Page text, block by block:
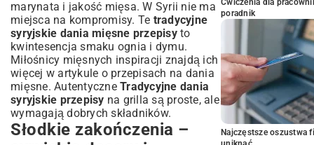
marynata i jakość mięsa. W Syrii nie ma
miejsca na kompromisy. Te tradycyjne
syryjskie dania mięsne przepisyto
kwintesencja smaku ognia i dymu.
Miłośnicy mięsnych inspiracji znajdą ich
więcej w artykule o przepisach na dania
mięsne. Autentyczne Tradycyjne dania
syryjskie przepisy na grilla są proste, ale
wymagają dobrych składników.
Słodkie zakończenia –
Ćwiczenia dla
poradnik
Najczęstsze oszustwa